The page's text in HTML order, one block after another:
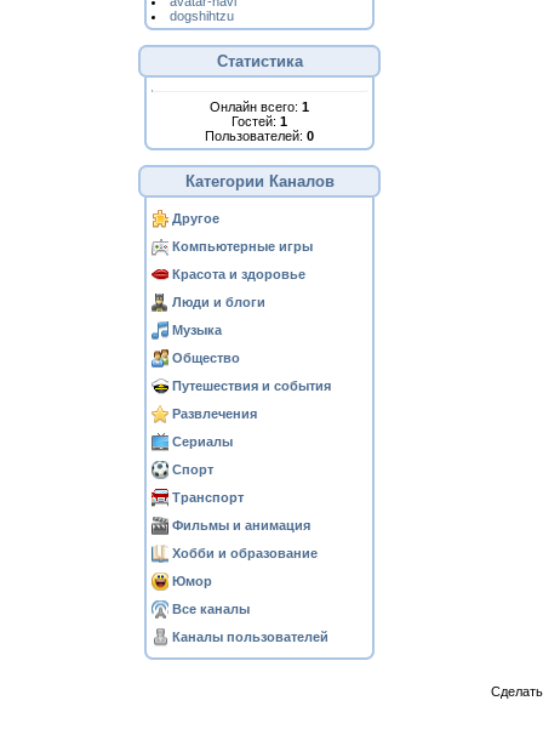
dogshihtzu
Статистика
Онлайн всего: 1
Гостей: 1
Пользователей: 0
Категории Каналов
Другое
Компьютерные игры
Красота и здоровье
Люди и блоги
Музыка
Общество
Путешествия и события
Развлечения
Сериалы
Спорт
Транспорт
Фильмы и анимация
Хобби и образование
Юмор
Все каналы
Каналы пользователей